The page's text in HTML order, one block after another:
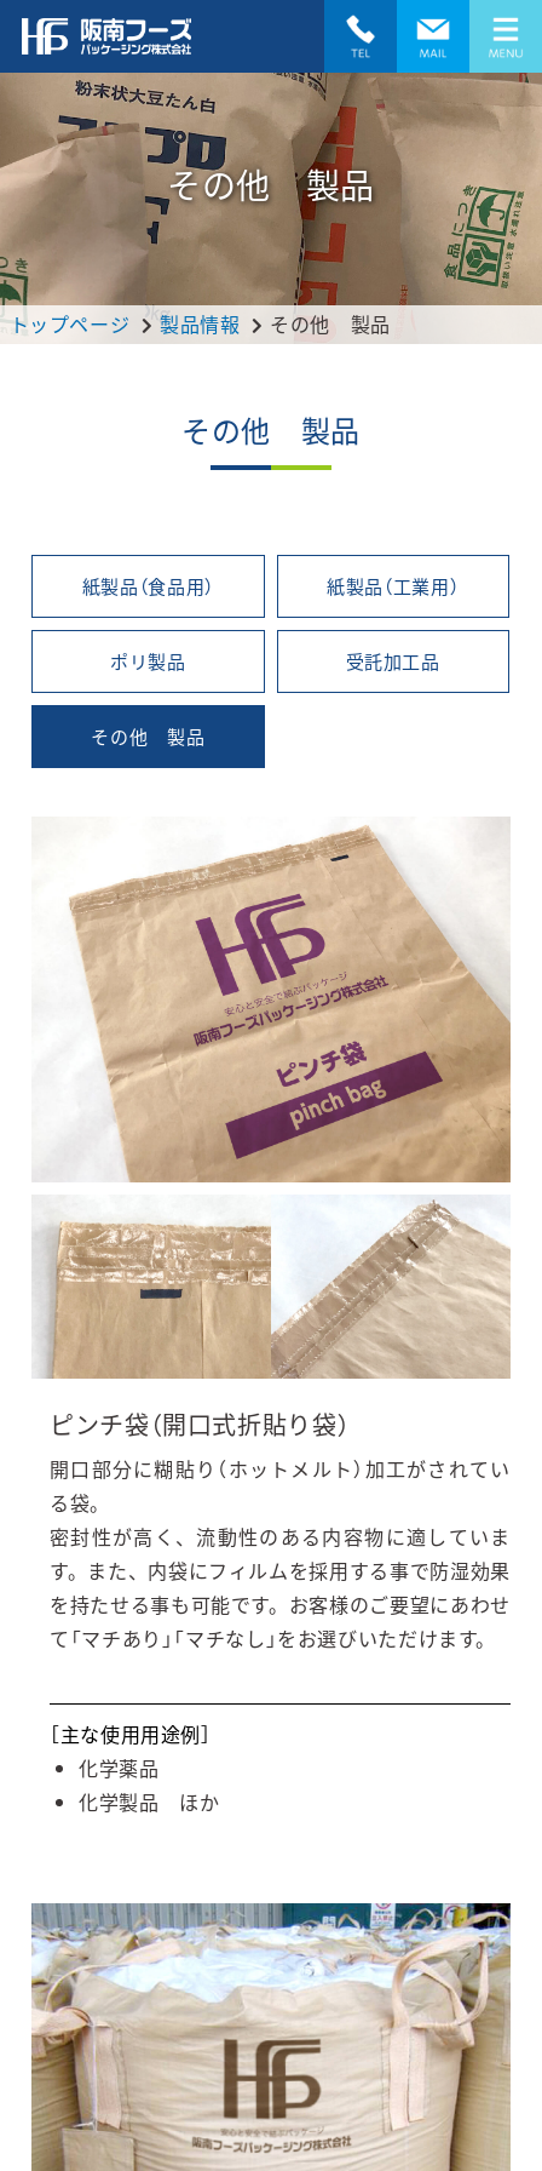
その他 製品
トップページ 製品情報 その他 製品
その他 製品
紙製品（食品用） 紙製品（工業用）
ポリ製品 受託加工品
その他 製品
ピンチ袋（開口式折貼り袋）
開口部分に糊貼り（ホットメルト）加工がされてい
る袋。
密封性が高く、流動性のある内容物に適していま
す。また、内袋にフィルムを採用する事で防湿効果
を持たせる事も可能です。お客様のご要望にあわせ
て「マチあり」「マチなし」をお選びいただけます。
［主な使用用途例］
化学薬品
化学製品 ほか